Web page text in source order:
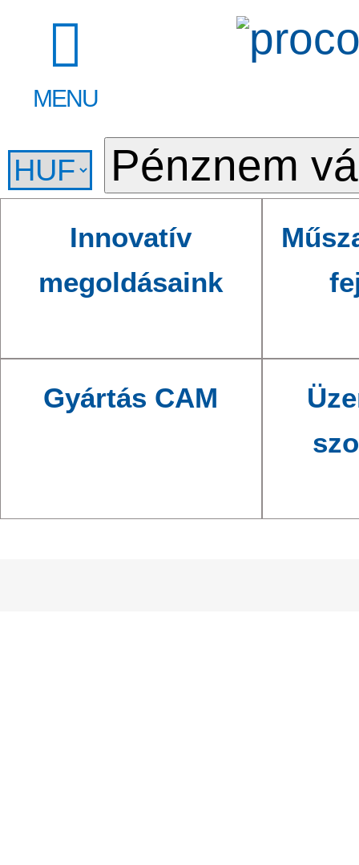
MENU
Innovatív
megoldásaink
Gyártás CAM